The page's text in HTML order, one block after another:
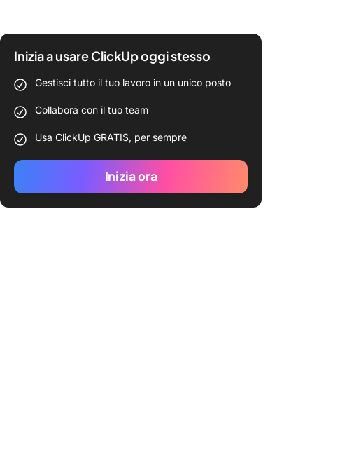
Inizia a usare ClickUp oggi stesso
Gestisci tutto il tuo lavoro in un unico posto
Collabora con il tuo team
Usa ClickUp GRATIS, per sempre
Inizia ora